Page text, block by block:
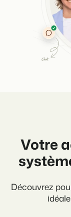
Votre
Découvrez